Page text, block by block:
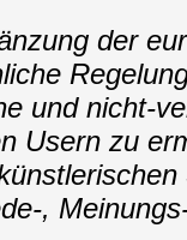
der
und nicht-
Usern zu
,